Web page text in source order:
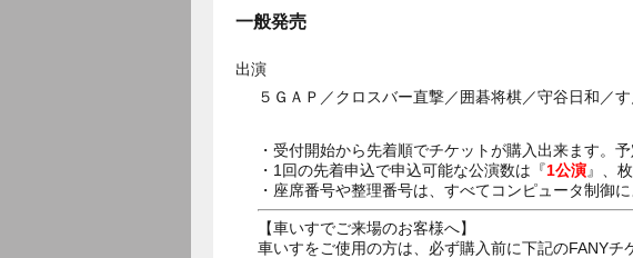
一般発売
出演
５ＧＡＰ／クロスバー直撃／囲碁将棋／守谷日和／
・受付開始から先着順でチケットが購入出来ます。
・1回の先着申込で申込可能な公演数は『1公演』、
・座席番号や整理番号は、すべてコンピュータ制御
【車いすでご来場のお客様へ】
車いすをご使用の方は、必ず購入前に下記のFANYチ